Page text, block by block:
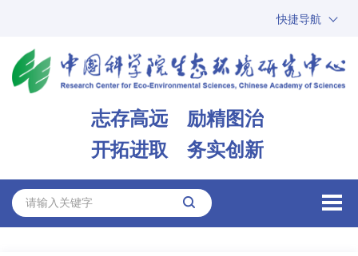
快捷导航
ARP
邮箱
志存高远 励精图治
开拓进取 务实创新